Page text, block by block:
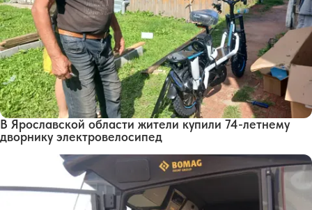
В Ярославской области жители купили 74-летнему
дворнику электровелосипед